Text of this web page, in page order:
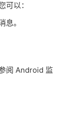
可以：
息。
阅 Android 监